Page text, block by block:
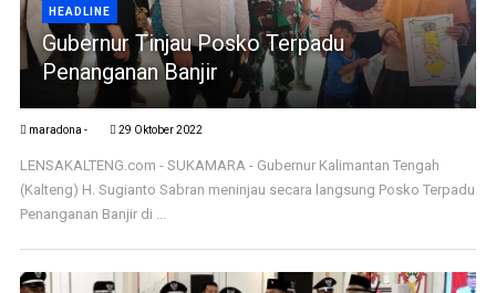
HEADLINE
Gubernur Tinjau Posko Terpadu
Penanganan Banjir
maradona - 29 Oktober 2022
LENSAKALTENG.com - SUKAMARA - Gubernur Kalimantan Tengah
(Kalteng) H. Sugianto Sabran meninjau secara langsung Posko Terpadu
Penanganan Banjir di ...